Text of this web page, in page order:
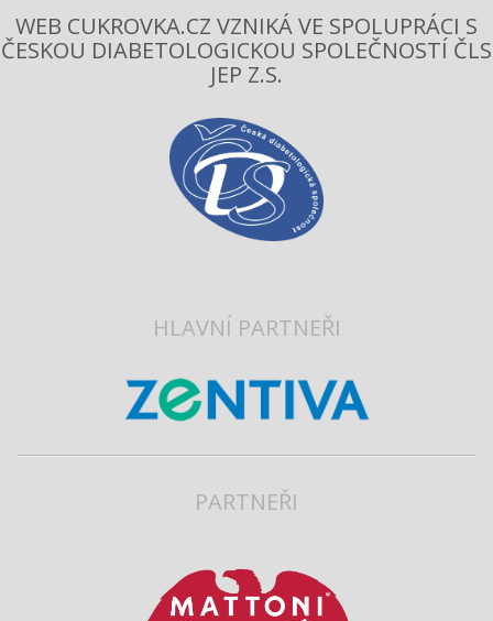
WEB CUKROVKA.CZ VZNIKÁ VE SPOLUPRÁCI S
ČESKOU DIABETOLOGICKOU SPOLEČNOSTÍ ČLS
JEP Z.S.
HLAVNÍ PARTNEŘI
PARTNEŘI